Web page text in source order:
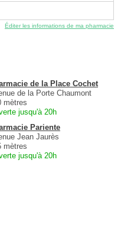
Éditer les informations de ma pharmacie
de la Place Cochet
de la Porte Chaumont
mètres
jusqu'à 20h
Pariente
Jean Jaurès
mètres
jusqu'à 20h